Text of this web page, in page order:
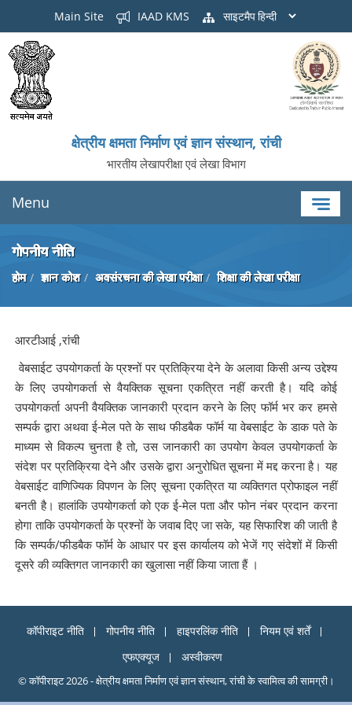
Main Site IAAD KMS साइटमैप
क्षेत्रीय क्षमता निर्माण एवं ज्ञान संस्थान, रांची
भारतीय लेखापरीक्षा एवं लेखा विभाग
Menu
गोपनीय नीति
होम ज्ञान कोश अवसंरचना की लेखा परीक्षा शिक्षा की लेखा परीक्षा
आरटीआई ,रांची
वेबसाईट उपयोगकर्ता के प्रश्नों पर प्रतिक्रिया देने के अलावा किसी अन्य उद्देश्य
के लिए उपयोगकर्ता से वैयक्तिक सूचना एकत्रित नहीं करती है। यदि कोई
उपयोगकर्ता अपनी वैयक्तिक जानकारी प्रदान करने के लिए फॉर्म भर कर हमसे
सम्पर्क द्वारा अथवा ई-मेल पते के साथ फीडबैक फॉर्म या वेबसाईट के डाक पते के
माध्यम से विकल्प चुनता है तो, उस जानकारी का उपयोग केवल उपयोगकर्ता के
संदेश पर प्रतिक्रिया देने और उसके द्वारा अनुरोधित सूचना में मद्द करना है। यह
वेबसाईट वाणिज्यिक विपणन के लिए सूचना एकत्रित या व्यक्तिगत प्रोफाइल नहीं
बनती है। हालांकि उपयोगकर्ता को एक ई-मेल पता और फोन नंबर प्रदान करना
होगा ताकि उपयोगकर्ता के प्रश्नों के जवाब दिए जा सके, यह सिफारिश की जाती है
कि सम्पर्क/फीडबैक फॉर्म के आधार पर इस कार्यालय को भेजें गए संदेशों में किसी
दूसरे की व्यक्तिगत जानकारी का खुलासा नहीं किया जाता हैं ।
कॉपीराइट नीति गोपनीय नीति हाइपरलिंक नीति
नियम एवं शर्तें
एफएक्यूज
अस्वीकरण
© कॉपीराइट 2026 - क्षेत्रीय क्षमता निर्माण एवं ज्ञान संस्थान, रांची के स्वामित्व की सामग्री।